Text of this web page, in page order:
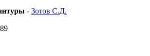
- Зотов С.Д.